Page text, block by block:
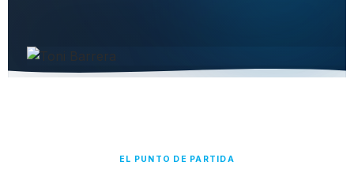
EL PUNTO DE PARTIDA